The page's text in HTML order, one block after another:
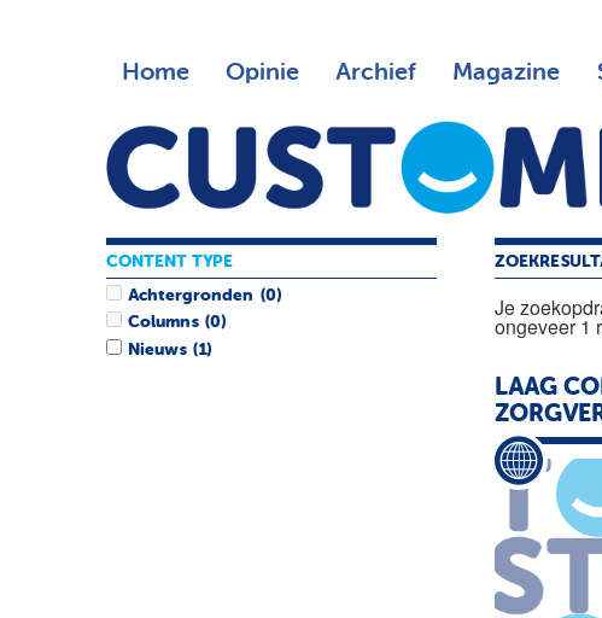
Home Opinie Archief Magazine
Je
ongeveer 1
LAAG
CONTENT TYPE
Achtergronden (0)
Columns (0)
Nieuws (1)